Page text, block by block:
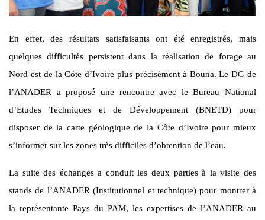
En effet, des résultats satisfaisants ont été enregistrés, mais
quelques difficultés persistent dans la réalisation de forage au
Nord-est de la Côte d’Ivoire plus précisément à Bouna. Le DG de
l’ANADER a proposé une rencontre avec le Bureau National
d’Etudes Techniques et de Développement (BNETD) pour
disposer de la carte géologique de la Côte d’Ivoire pour mieux
s’informer sur les zones très difficiles d’obtention de l’eau.
La suite des échanges a conduit les deux parties à la visite des
stands de l’ANADER (Institutionnel et technique) pour montrer à
la représentante Pays du PAM, les expertises de l’ANADER au